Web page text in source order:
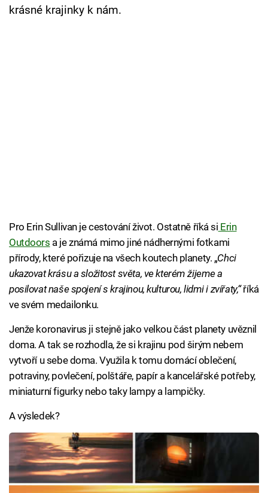
Přihlášení
krásné krajinky k nám.
Pro Erin Sullivan je cestování život. Ostatně říká si Erin
Outdoors a je známá mimo jiné nádhernými fotkami
přírody, které pořizuje na všech koutech planety. „Chci
ukazovat krásu a složitost světa, ve kterém žijeme a
posilovat naše spojení s krajinou, kulturou, lidmi i zvířaty,“říká
ve svém medailonku.
Jenže koronavirus ji stejně jako velkou část planety uvěznil
doma. A tak se rozhodla, že si krajinu pod širým nebem
vytvoří u sebe doma. Využila k tomu domácí oblečení,
potraviny, povlečení, polštáře, papír a kancelářské potřeby,
miniaturní figurky nebo taky lampy a lampičky.
A výsledek?